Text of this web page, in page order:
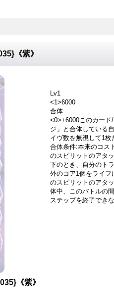
《紫》
Lv1
<1>6000
合体
<0>+6000このカード
ジ」と合体している
イヴ数を無視して1枚
合体条件:本来のコス
のスピリットのアタ
下のとき、自分のト
外のコア1個をライフ
のスピリットのアタ
体中、このバトルの
ステップを終了できな
《紫》